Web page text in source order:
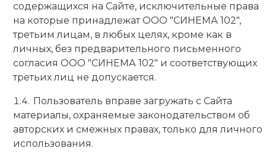
содержащихся на Сайте, исключительные права
на которые принадлежат ООО "СИНЕМА 102",
третьим лицам, в любых целях, кроме как в
личных, без предварительного письменного
согласия ООО "СИНЕМА 102" и соответствующих
третьих лиц не допускается.
Пользователь вправе загружать с Сайта
материалы, охраняемые законодательством об
авторских и смежных правах, только для личного
использования.